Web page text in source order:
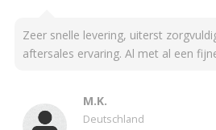
Zeer snelle levering, uiterst
aftersales ervaring. Al met al een
M.K.
Deutschland